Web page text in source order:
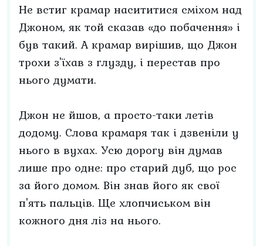
Не встиг крамар насититися сміхом над
Джоном, як той сказав «до побачення» і
був такий. А крамар вирішив, що Джон
трохи з'їхав з глузду, і перестав про
нього думати.
Джон не йшов, а просто-таки летів
додому. Слова крамаря так і дзвеніли у
нього в вухах. Усю дорогу він думав
лише про одне: про старий дуб, що рос
за його домом. Він знав його як свої
п'ять пальців. Ще хлопчиськом він
кожного дня ліз на нього.